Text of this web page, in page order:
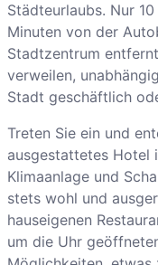
Städteurlaubs. Nur
Minuten von der
Stadtzentrum
verweilen,
Stadt geschäftlich
Treten Sie ein und
ausgestattetes Hotel
Klimaanlage und
stets wohl und
hauseigenen
um die Uhr